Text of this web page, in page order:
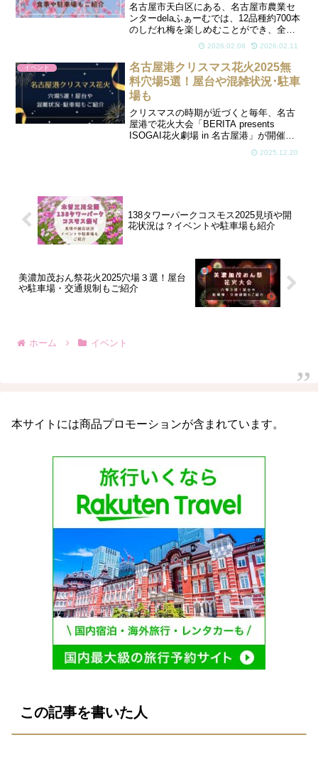
名古屋市天白区にある、名古屋市農業セ
ンターdelaふぁーむでは、12品種約700本
のしだれ梅を楽しめむことができ、全国
有数のしだれ梅の名所としても知られて
います。そんな梅の名所で有名な名古屋
農業センターは梅の見頃にあわせて、梅
まつりを開催し...
2026.02.08 2026.02.11
イベント
名古屋港クリスマス花火2025無
料穴場5選！屋台や混雑状況･駐車
場も
クリスマスの時期が近づくと毎年、名古
屋港で花火大会「BERITA presents
ISOGAI花火劇場 in 名古屋港」が開催さ
れます。2025年は12月20日(土)に開催さ
れます。日本を代表する花火師、磯谷煙
2025.12.20
138タワーパークコスモス2025見頃や開
花状況は？イベントや駐車場も紹介
美濃加茂おん祭花火2025穴場３選！屋台
や駐車場・交通規制もご紹介
ホーム イベント
本サイトには商品プロモーションが含まれています。
この記事を書いた人